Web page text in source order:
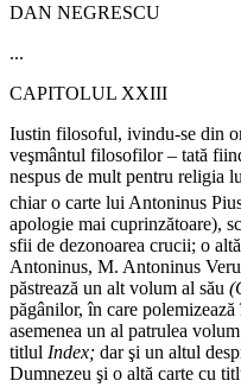
DAN NEGRESCU
...
CAPITOLUL XXIII
Iustin filosoful, ivindu-se din
veşmântul filo­sofilor – tată
nespus de mult pentru religia
chiar o carte lui Antoninus
apologie mai cuprinzătoare),
sfii de dezonoarea crucii; o
Antoninus, M. Antoninus
păstrează un alt volum al său
păgânilor, în care
asemenea un al patrulea
titlul Index; dar şi un altul
Dumnezeu şi o altă carte cu